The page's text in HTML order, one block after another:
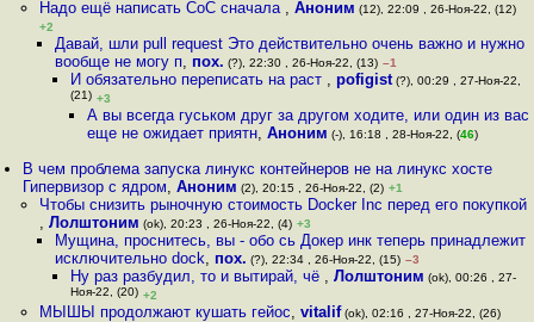
Надо ещё написать CoC сначала , Аноним (12), 22:09 , 26-Ноя-22, (12)
+2
Давай, шли pull request Это действительно очень важно и нужно
вообще не могу п, пох. (?), 22:30 , 26-Ноя-22, (13) –1
И обязательно переписать на раст ,pofigist (?), 00:29 , 27-Ноя-22,
(21) +3
А вы всегда гуськом друг за другом ходите, или один из вас
еще не ожидает приятн, Аноним (-), 16:18 , 28-Ноя-22, (46)
В чем проблема запуска линукс контейнеров не на линукс хосте
Гипервизор с ядром,Аноним (2), 20:15 , 26-Ноя-22, (2) +1
Чтобы снизить рыночную стоимость Docker Inc перед его покупкой
, Лолштоним (ok), 20:23 , 26-Ноя-22, (4) +3
Мущина, проснитесь, вы - обо сь Докер инк теперь принадлежит
исключительно dock, пох. (?), 22:34 , 26-Ноя-22, (15) –3
Ну раз разбудил, то и вытирай, чё ,Лолштоним (ok), 00:26 , 27-
Ноя-22, (20) +2
МЫШЫ продолжают кушать гейос, vitalif(ok), 02:16 , 27-Ноя-22, (26)